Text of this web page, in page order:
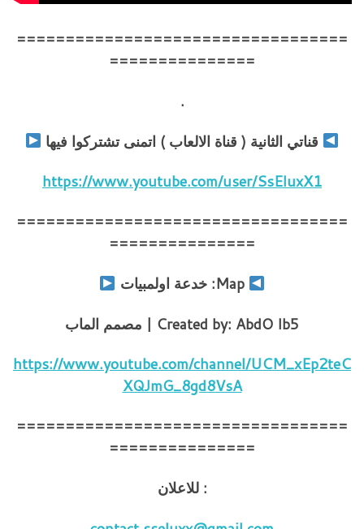
==================================
===============
.
قناتي الثانية ( قناة الالعاب ) اتمنى تشتركوا فيها
https://www.youtube.com/user/SsEluxX1
==================================
===============
Map: خدعة اولمبيات
Created by: AbdO Ib5 | مصمم الماب
https://www.youtube.com/channel/UCM_xEp2teC
XQJmG_8gd8VsA
==================================
===============
: للاعلان